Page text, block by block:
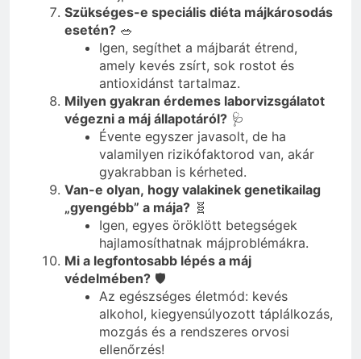
Szükséges-e speciális diéta májkárosodás
esetén? 🥗
Igen, segíthet a májbarát étrend,
amely kevés zsírt, sok rostot és
antioxidánst tartalmaz.
Milyen gyakran érdemes laborvizsgálatot
végezni a máj állapotáról? 🩺
Évente egyszer javasolt, de ha
valamilyen rizikófaktorod van, akár
gyakrabban is kérheted.
Van-e olyan, hogy valakinek genetikailag
„gyengébb” a mája? 🧬
Igen, egyes öröklött betegségek
hajlamosíthatnak májproblémákra.
Mi a legfontosabb lépés a máj
védelmében? 🛡️
Az egészséges életmód: kevés
alkohol, kiegyensúlyozott táplálkozás,
mozgás és a rendszeres orvosi
ellenőrzés!